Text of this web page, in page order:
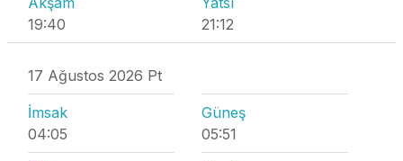
19:40
21:12
17 Ağustos 2026 Pt
İmsak
04:05
Güneş
05:51